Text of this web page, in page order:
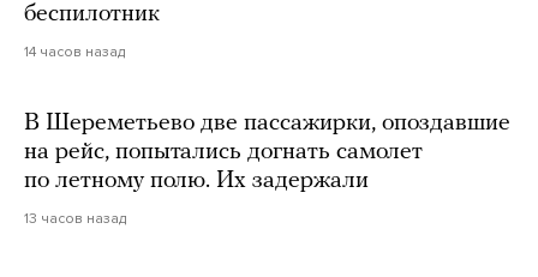
беспилотник
14 часов назад
В Шереметьево две пассажирки, опоздавшие
на рейс, попытались догнать самолет
по летному полю. Их задержали
13 часов назад